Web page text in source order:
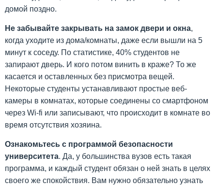
домой поздно.
Не забывайте закрывать на замок двери и окна,
когда уходите из дома/комнаты, даже если вышли на 5
минут к соседу. По статистике, 40% студентов не
запирают дверь. И кого потом винить в краже? То же
касается и оставленных без присмотра вещей.
Некоторые студенты устанавливают простые веб-
камеры в комнатах, которые соединены со смартфоном
через Wi-fi или записывают, что происходит в комнате во
время отсутствия хозяина.
Ознакомьтесь с программой безопасности
университета. Да, у большинства вузов есть такая
программа, и каждый студент обязан о ней знать в целях
своего же спокойствия. Вам нужно обязательно узнать